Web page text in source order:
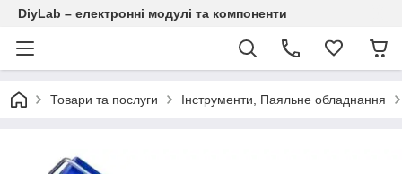
DiyLab – електронні модулі та компоненти
Товари та послуги Інструменти, Паяльне обладнання